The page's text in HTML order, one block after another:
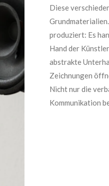
Diese
produziert: Es
Hand der
abstrakte
Zeichnungen
Nicht nur die
Kommunikation